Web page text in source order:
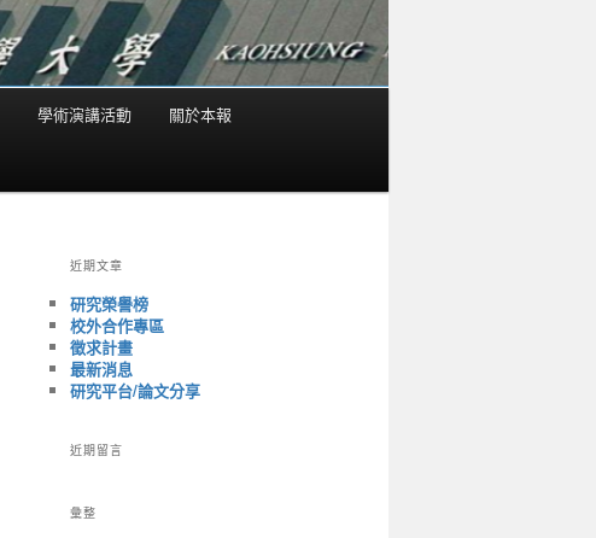
學術演講活動 關於本報
近期文章
研究榮譽榜
校外合作專區
徵求計畫
最新消息
研究平台/論文分享
近期留言
彙整